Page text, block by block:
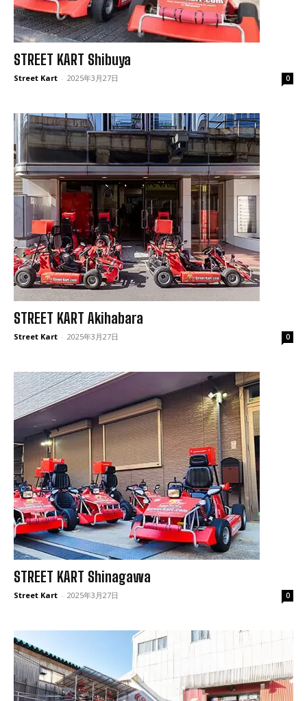
STREET KART Shibuya
Street Kart - 2025年3月27日 0
STREET KART Akihabara
Street Kart - 2025年3月27日 0
STREET KART Shinagawa
Street Kart - 2025年3月27日 0